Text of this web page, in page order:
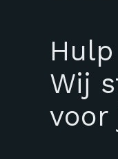
Wij
voor